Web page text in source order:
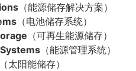
（能源储存解决方案）
（电池储存系统）
（可再生能源储存）
（能源管理系统）
（太阳能储存）